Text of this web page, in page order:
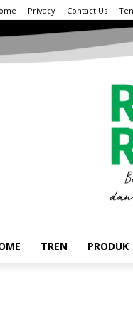
Privacy Contact Us
TREN PRODUK